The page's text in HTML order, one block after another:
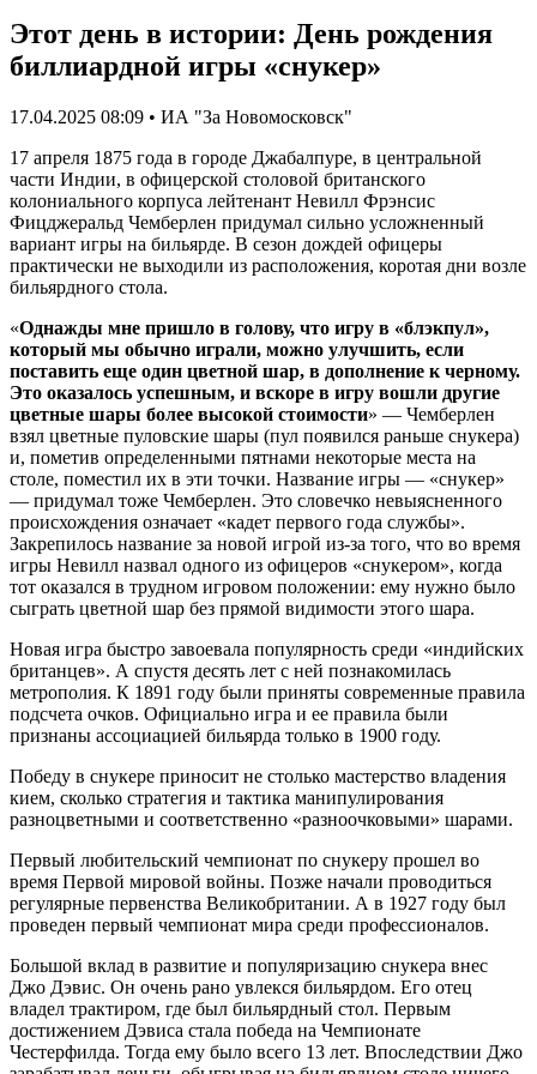
Этот день в истории: День рождения
биллиардной игры «снукер»
17.04.2025 08:09 • ИА "За Новомосковск"
17 апреля 1875 года в городе Джабалпуре, в центральной
части Индии, в офицерской столовой британского
колониального корпуса лейтенант Невилл Фрэнсис
Фицджеральд Чемберлен придумал сильно усложненный
вариант игры на бильярде. В сезон дождей офицеры
практически не выходили из расположения, коротая дни возле
бильярдного стола.
«Однажды мне пришло в голову, что игру в «блэкпул»,
который мы обычно играли, можно улучшить, если
поставить еще один цветной шар, в дополнение к черному.
Это оказалось успешным, и вскоре в игру вошли другие
цветные шары более высокой стоимости» — Чемберлен
взял цветные пуловские шары (пул появился раньше снукера)
и, пометив определенными пятнами некоторые места на
столе, поместил их в эти точки. Название игры — «снукер»
— придумал тоже Чемберлен. Это словечко невыясненного
происхождения означает «кадет первого года службы».
Закрепилось название за новой игрой из-за того, что во время
игры Невилл назвал одного из офицеров «снукером», когда
тот оказался в трудном игровом положении: ему нужно было
сыграть цветной шар без прямой видимости этого шара.
Новая игра быстро завоевала популярность среди «индийских
британцев». А спустя десять лет с ней познакомилась
метрополия. К 1891 году были приняты современные правила
подсчета очков. Официально игра и ее правила были
признаны ассоциацией бильярда только в 1900 году.
Победу в снукере приносит не столько мастерство владения
кием, сколько стратегия и тактика манипулирования
разноцветными и соответственно «разноочковыми» шарами.
Первый любительский чемпионат по снукеру прошел во
время Первой мировой войны. Позже начали проводиться
регулярные первенства Великобритании. А в 1927 году был
проведен первый чемпионат мира среди профессионалов.
Большой вклад в развитие и популяризацию снукера внес
Джо Дэвис. Он очень рано увлекся бильярдом. Его отец
владел трактиром, где был бильярдный стол. Первым
достижением Дэвиса стала победа на Чемпионате
Честерфилда. Тогда ему было всего 13 лет. Впоследствии Джо